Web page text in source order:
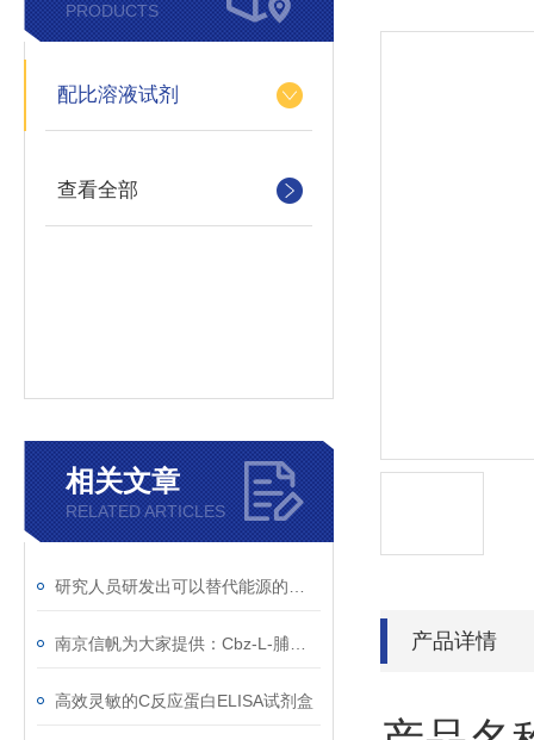
PRODUCTS
配比溶液试剂
查看全部
相关文章
RELATED ARTICLES
高效灵敏的C反应蛋白ELISA试剂盒
产品详情